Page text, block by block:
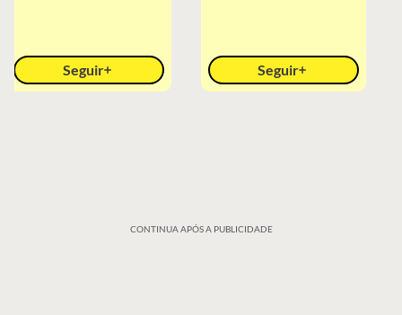
Seguir Seguir
CONTINUA APÓS A PUBLICIDADE